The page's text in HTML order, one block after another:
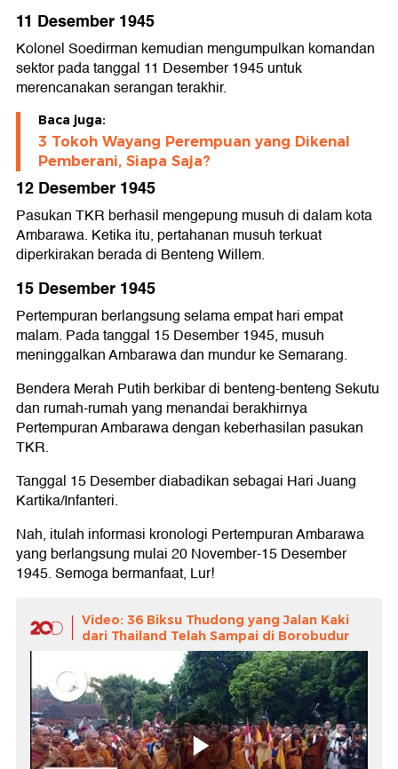
11 Desember 1945
Kolonel Soedirman kemudian mengumpulkan komandan
sektor pada tanggal 11 Desember 1945 untuk
merencanakan serangan terakhir.
Baca juga:
3 Tokoh Wayang Perempuan yang Dikenal
Pemberani, Siapa Saja?
12 Desember 1945
Pasukan TKR berhasil mengepung musuh di dalam kota
Ambarawa. Ketika itu, pertahanan musuh terkuat
diperkirakan berada di Benteng Willem.
15 Desember 1945
Pertempuran berlangsung selama empat hari empat
malam. Pada tanggal 15 Desember 1945, musuh
meninggalkan Ambarawa dan mundur ke Semarang.
Bendera Merah Putih berkibar di benteng-benteng Sekutu
dan rumah-rumah yang menandai berakhirnya
Pertempuran Ambarawa dengan keberhasilan pasukan
TKR.
Tanggal 15 Desember diabadikan sebagai Hari Juang
Kartika/Infanteri.
Nah, itulah informasi kronologi Pertempuran Ambarawa
yang berlangsung mulai 20 November-15 Desember
1945. Semoga bermanfaat, Lur!
Video: 36 Biksu Thudong yang Jalan Kaki
dari Thailand Telah Sampai di Borobudur